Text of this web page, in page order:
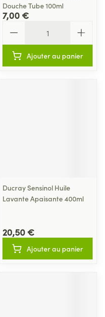
Douche Tube 100ml
7,00 €
Ajouter au panier
Ducray Sensinol Huile
Lavante Apaisante 400ml
20,50 €
Ajouter au panier